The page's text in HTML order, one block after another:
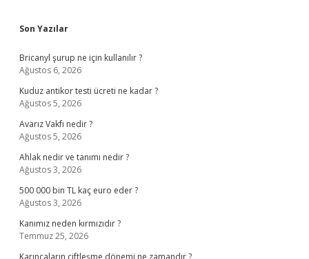
Sidebar
Son Yazılar
Bricanyl şurup ne için kullanılır ?
Ağustos 6, 2026
Kuduz antikor testi ücreti ne kadar ?
Ağustos 5, 2026
Avarız Vakfı nedir ?
Ağustos 5, 2026
Ahlak nedir ve tanımı nedir ?
Ağustos 3, 2026
500 000 bin TL kaç euro eder ?
Ağustos 3, 2026
Kanımız neden kırmızıdır ?
Temmuz 25, 2026
Karıncaların çiftleşme dönemi ne zamandır ?